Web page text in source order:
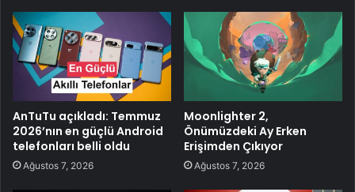
AnTuTu açıkladı: Temmuz
2026’nın en güçlü Android
telefonları belli oldu
Ağustos 7, 2026
Moonlighter 2,
Önümüzdeki Ay Erken
Erişimden Çıkıyor
Ağustos 7, 2026